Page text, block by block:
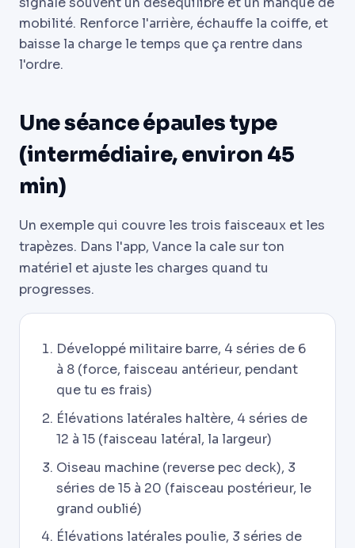
mobilité. Renforce l'arrière, échauffe la coiffe, et
baisse la charge le temps que ça rentre dans
l'ordre.
Une séance épaules type
(intermédiaire, environ 45
min)
Un exemple qui couvre les trois faisceaux et les
trapèzes. Dans l'app, Vance la cale sur ton
matériel et ajuste les charges quand tu
progresses.
Développé militaire barre, 4 séries de 6
à 8 (force, faisceau antérieur, pendant
que tu es frais)
Élévations latérales haltère, 4 séries de
12 à 15 (faisceau latéral, la largeur)
Oiseau machine (reverse pec deck), 3
séries de 15 à 20 (faisceau postérieur, le
grand oublié)
Élévations latérales poulie, 3 séries de